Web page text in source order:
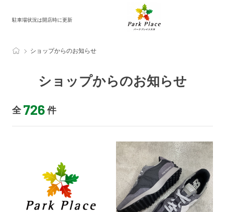
駐車場状況は開店時に更新
ショップからのお知らせ
ショップからのお知らせ
全 726 件